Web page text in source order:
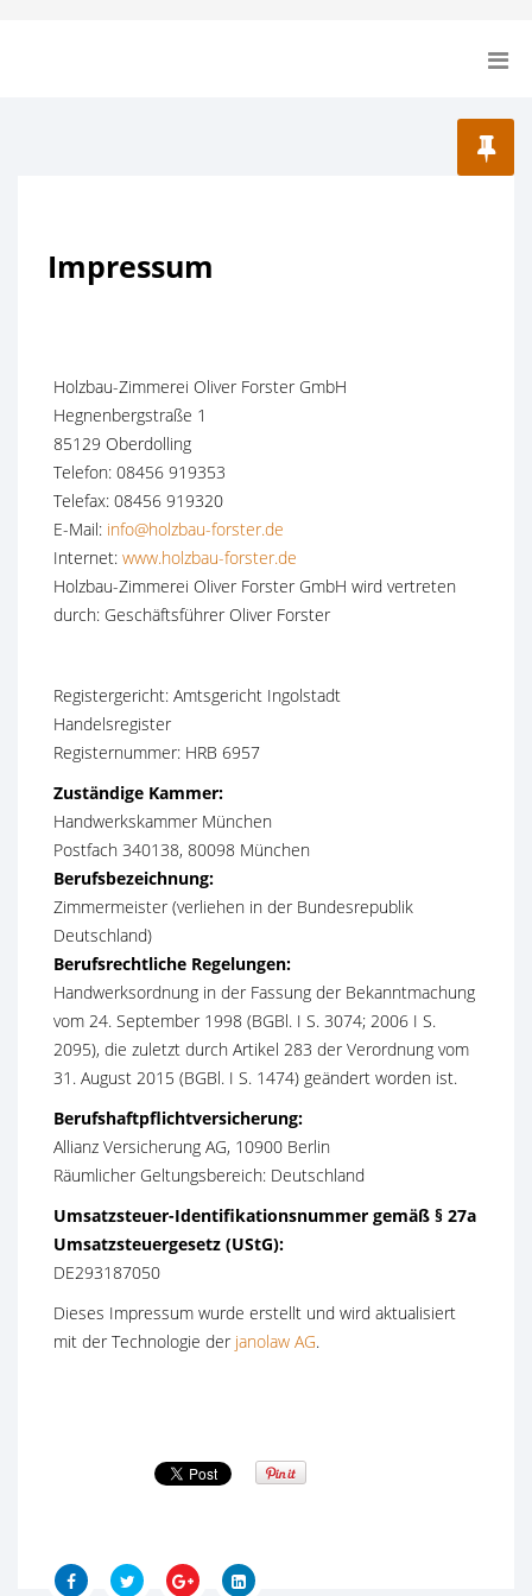
Impressum
Holzbau-Zimmerei Oliver Forster GmbH
Hegnenbergstraße 1
85129 Oberdolling
Telefon: 08456 919353
Telefax: 08456 919320
E-Mail: info@holzbau-forster.de
Internet: www.holzbau-forster.de
Holzbau-Zimmerei Oliver Forster GmbH wird vertreten
durch: Geschäftsführer Oliver Forster
Registergericht: Amtsgericht Ingolstadt
Handelsregister
Registernummer: HRB 6957
Zuständige Kammer:
Handwerkskammer München
Postfach 340138, 80098 München
Berufsbezeichnung:
Zimmermeister (verliehen in der Bundesrepublik
Deutschland)
Berufsrechtliche Regelungen:
Handwerksordnung in der Fassung der Bekanntmachung
vom 24. September 1998 (BGBl. I S. 3074; 2006 I S.
2095), die zuletzt durch Artikel 283 der Verordnung vom
31. August 2015 (BGBl. I S. 1474) geändert worden ist.
Berufshaftpflichtversicherung:
Allianz Versicherung AG, 10900 Berlin
Räumlicher Geltungsbereich: Deutschland
Umsatzsteuer-Identifikationsnummer gemäß § 27a
Umsatzsteuergesetz (UStG):
DE293187050
Dieses Impressum wurde erstellt und wird aktualisiert
mit der Technologie der janolaw AG.